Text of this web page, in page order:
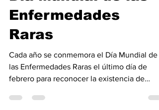
1 mar 2025
1 min de lectura
Día Mundial de las
Enfermedades
Raras
Cada año se conmemora el Día Mundial de
las Enfermedades Raras el último día de